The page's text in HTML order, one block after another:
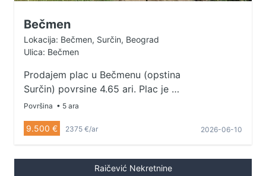
br.6838)
Bečmen
Lokacija: Bečmen, Surčin, Beograd
Ulica: Bečmen
Prodajem plac u Bečmenu (opstina
Surčin) povrsine 4.65 ari. Plac je u
gradjevinskoj zoni. Uknjizen 1/1 .
Kontakt tel: 065/936-11-31 Boki
Površina • 5 ara
9.500 € 2375 €/ar 2026-06-10
Raičević Nekretnine